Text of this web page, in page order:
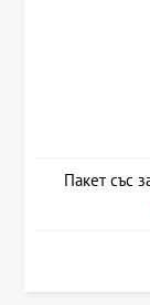
Пакет със